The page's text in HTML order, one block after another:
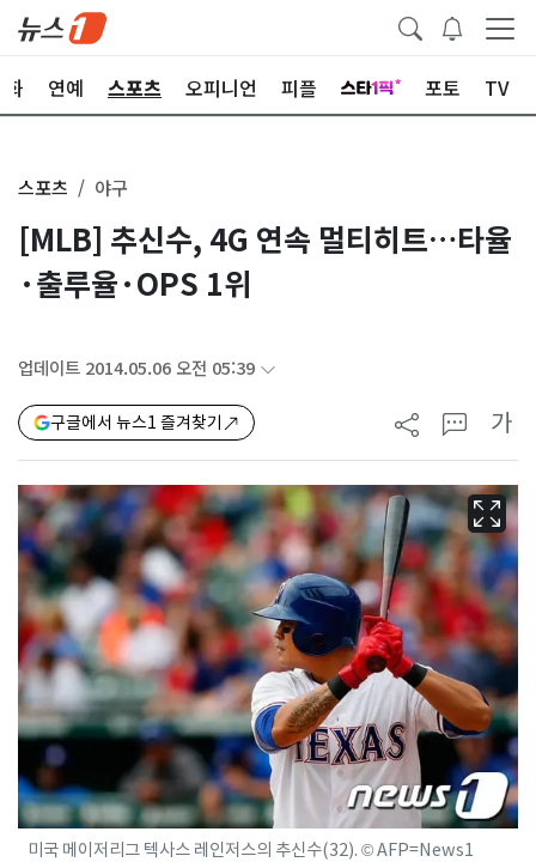
화 연예 스포츠 오피니언 피플 포토 TV
스포츠 야구
[MLB] 추신수, 4G 연속 멀티히트…타율
·출루율·OPS 1위
업데이트 2014.05.06 오전 05:39
구글에서 뉴스1 즐겨찾기 가
미국 메이저리그 텍사스 레인저스의 추신수(32). © AFP=News1